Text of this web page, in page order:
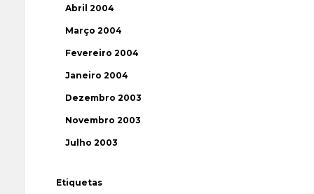
Abril 2004
Março 2004
Fevereiro 2004
Janeiro 2004
Dezembro 2003
Novembro 2003
Julho 2003
Etiquetas